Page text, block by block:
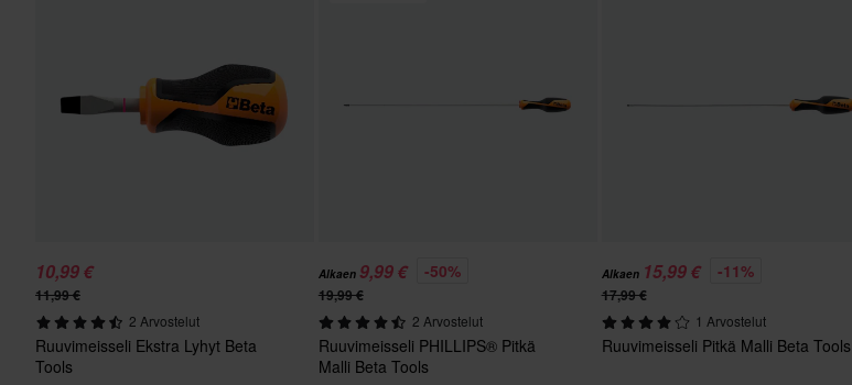
10,99 €
11,99 €
2 Arvostelut
Ruuvimeisseli Ekstra Lyhyt Beta
Tools
Alkaen 9,99 € -50%
19,99 €
2 Arvostelut
Ruuvimeisseli PHILLIPS® Pitkä
Malli Beta Tools
Alkaen 15,99 € -11%
17,99 €
1 Arvostelut
Ruuvimeisseli Pitkä Malli Beta Tools